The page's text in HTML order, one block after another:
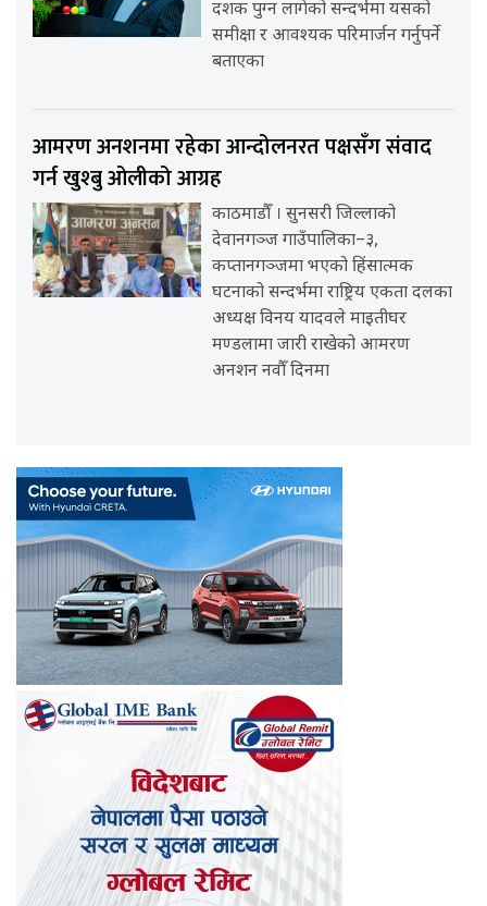
दशक पुग्न लागेको सन्दर्भमा यसको
समीक्षा र आवश्यक परिमार्जन गर्नुपर्ने
बताएका
आमरण अनशनमा रहेका आन्दोलनरत पक्षसँग संवाद
गर्न खुश्बु ओलीको आग्रह
काठमाडौँ । सुनसरी जिल्लाको
देवानगञ्ज गाउँपालिका–३,
कप्तानगञ्जमा भएको हिंसात्मक
घटनाको सन्दर्भमा राष्ट्रिय एकता दलका
अध्यक्ष विनय यादवले माइतीघर
मण्डलामा जारी राखेको आमरण
अनशन नवौँ दिनमा